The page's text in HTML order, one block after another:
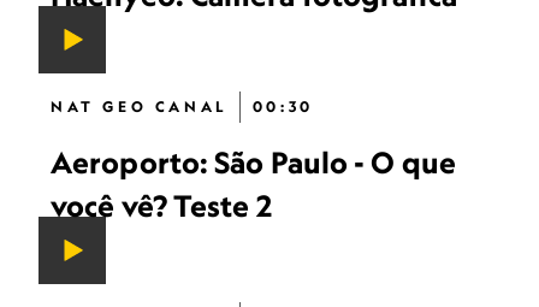
NAT GEO CANAL 00:30
Aeroporto: São Paulo - O que
você vê? Teste 2